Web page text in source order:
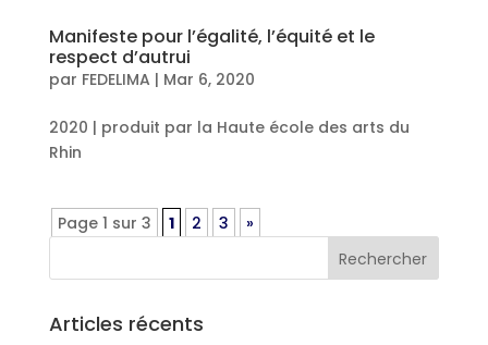
Manifeste pour l’égalité, l’équité et le
respect d’autrui
par FEDELIMA | Mar 6, 2020
2020 | produit par la Haute école des arts du
Rhin
Page 1 sur 3 1 2 3 »
Articles récents